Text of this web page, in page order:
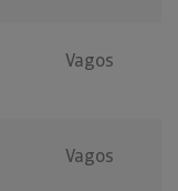
Vagos
Vagos